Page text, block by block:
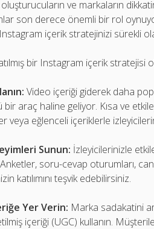
ve markaların
son derece önemli bir rol
içerik stratejinizi sürekli
bir Instagram içerik stratejisi
Video içeriği giderek daha
araç haline geliyor. Kısa ve
veya eğlenceli içeriklerle
Sunun: İzleyicilerinizle
soru-cevap oturumları,
katılımını teşvik edebilirsiniz.
Yer Verin: Marka sadakatini
içeriği (UGC) kullanın.